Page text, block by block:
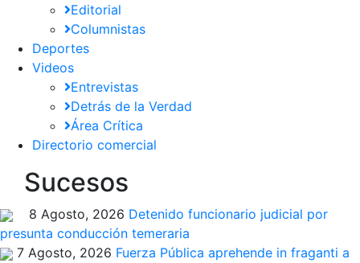
Editorial
Columnistas
Deportes
Videos
Entrevistas
Detrás de la Verdad
Área Crítica
Directorio comercial
Sucesos
8 Agosto, 2026 Detenido funcionario judicial por
presunta conducción temeraria
7 Agosto, 2026 Fuerza Pública aprehende in fraganti a